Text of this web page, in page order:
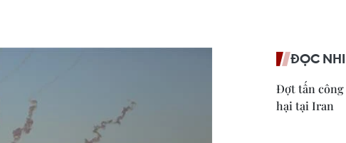
ĐỌC
Đợt tấn công
hại tại Iran